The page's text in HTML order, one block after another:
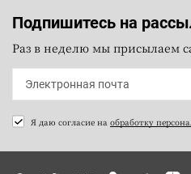
Подпишитесь на
Раз в неделю мы присылаем
Я даю согласие на обработку